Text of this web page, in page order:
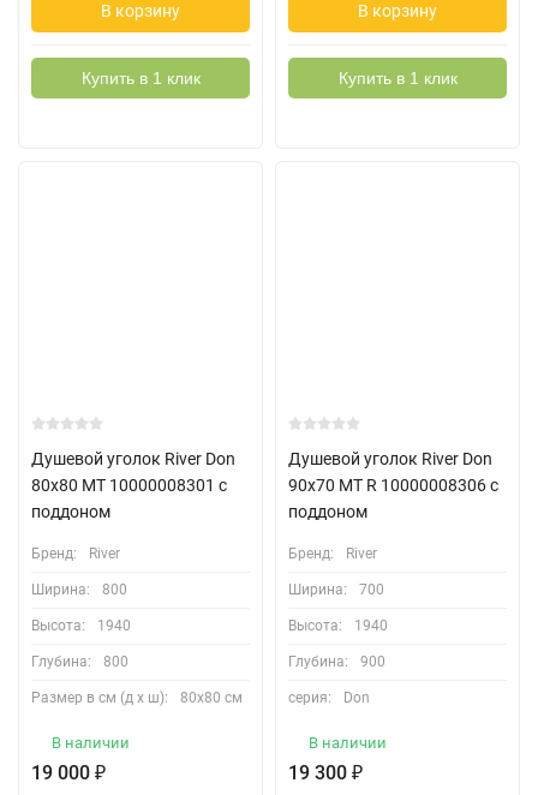
В корзину
Купить в 1 клик
В корзину
Купить в 1 клик
Душевой уголок River Don
80x80 MT 10000008301 с
поддоном
Бренд: River
Ширина: 800
Высота: 1940
Глубина: 800
Размер в см (д х ш): 80х80 см
В наличии
19 000 ₽
Душевой уголок River Don
90x70 MT R 10000008306 с
поддоном
Бренд: River
Ширина: 700
Высота: 1940
Глубина: 900
серия: Don
В наличии
19 300 ₽